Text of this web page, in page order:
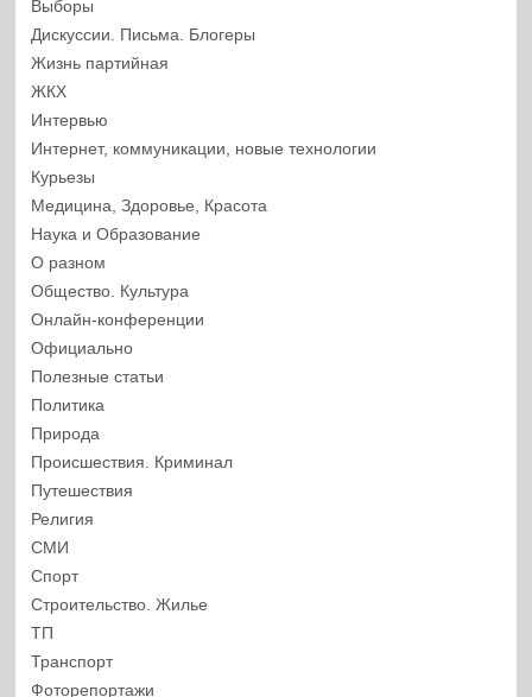
Выборы
Дискуссии. Письма. Блогеры
Жизнь партийная
ЖКХ
Интервью
Интернет, коммуникации, новые технологии
Курьезы
Медицина, Здоровье, Красота
Наука и Образование
О разном
Общество. Культура
Онлайн-конференции
Официально
Полезные статьи
Политика
Природа
Происшествия. Криминал
Путешествия
Религия
СМИ
Спорт
Строительство. Жилье
ТП
Транспорт
Фоторепортажи